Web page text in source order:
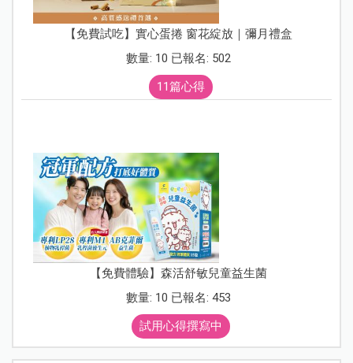
【免費試吃】實心蛋捲 窗花綻放｜彌月禮盒
數量: 10 已報名: 502
11篇心得
【免費體驗】森活舒敏兒童益生菌
數量: 10 已報名: 453
試用心得撰寫中